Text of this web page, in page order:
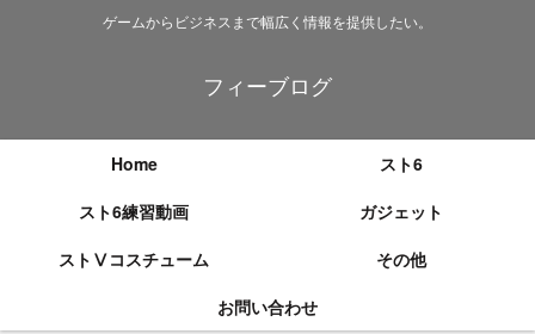
ゲームからビジネスまで幅広く情報を提供したい。
フィーブログ
Home
スト6
スト6練習動画
ガジェット
ストⅤコスチューム
その他
お問い合わせ